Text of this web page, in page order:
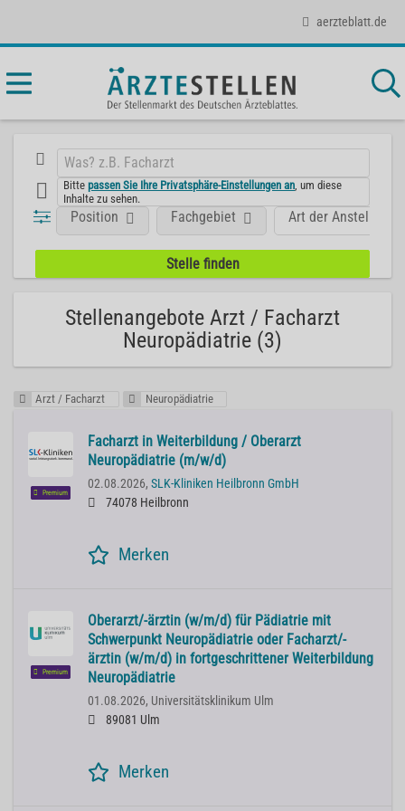
aerzteblatt.de
Bittepassen Sie Ihre Privatsphäre-Einstellungen an , um diese
Inhalte zu sehen.
Position Fachgebiet Art der Anstellung
Stellenangebote Arzt / Facharzt
Neuropädiatrie (3)
Arzt / Facharzt Neuropädiatrie
Premium
Facharzt in Weiterbildung / Oberarzt
Neuropädiatrie (m/w/d)
02.08.2026, SLK-Kliniken Heilbronn GmbH
74078 Heilbronn
Merken
Premium
Oberarzt/-ärztin (w/m/d) für Pädiatrie mit
Schwerpunkt Neuropädiatrie oder Facharzt/-
ärztin (w/m/d) in fortgeschrittener Weiterbildung
Neuropädiatrie
01.08.2026, Universitätsklinikum Ulm
89081 Ulm
Merken